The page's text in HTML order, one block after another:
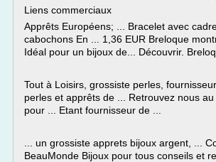
Liens commerciaux
Apprêts Européens; ... Bracelet avec
cabochons En ... 1,36 EUR Breloque
Idéal pour un bijoux de... Découvrir.
Tout à Loisirs, grossiste perles,
perles et apprêts de ... Retrouvez nous au
pour ... Etant fournisseur de ...
... un grossiste apprets bijoux argent, ...
BeauMonde Bijoux pour tous conseils et